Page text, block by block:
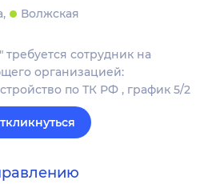
Волжская
сотрудник на
организацией:
по ТК РФ , график 5/2